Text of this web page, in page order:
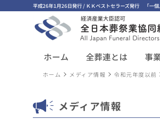
平成26年1月26日発行 / ＫＫベストセラーズ発行 「一
ホーム 全葬連とは 事
ホーム メディア情報 令和元年度以前
メディア情報